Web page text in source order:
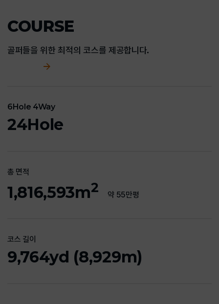
COURSE
골퍼들을 위한 최적의 코스를 제공합니다.
6Hole 4Way
24Hole
총 면적
1,816,593m2 약 55만평
코스 길이
9,764yd (8,929m)